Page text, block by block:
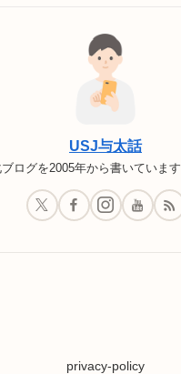
USJ与太話
ログを2005年から書いています
privacy-policy